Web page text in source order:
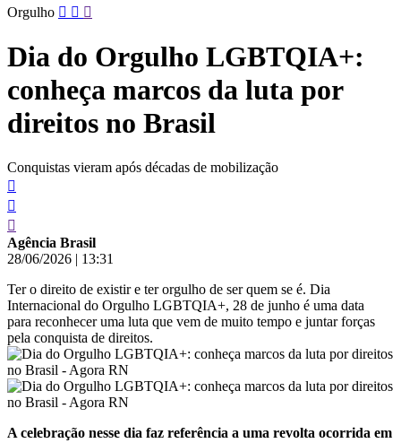
Pular
para
conteúdo
Orgulho
Dia do Orgulho LGBTQIA+:
conheça marcos da luta por
direitos no Brasil
Conquistas vieram após décadas de mobilização
Agência Brasil
28/06/2026 | 13:31
Ter o direito de existir e ter orgulho de ser quem se é. Dia
Internacional do Orgulho LGBTQIA+, 28 de junho é uma data
para reconhecer uma luta que vem de muito tempo e juntar forças
pela conquista de direitos.
A celebração nesse dia faz referência a uma revolta ocorrida em